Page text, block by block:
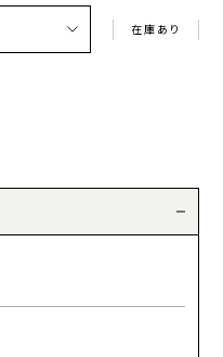
在庫あり